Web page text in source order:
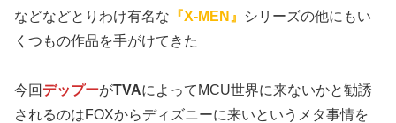
などなどとりわけ有名な 『X-MEN』
シリーズの他にもい
くつもの作品を手がけてきた
今回 デップーがTVAによってMCU世界に来ないかと勧誘
されるのはFOXからディズニーに来いというメタ事情を